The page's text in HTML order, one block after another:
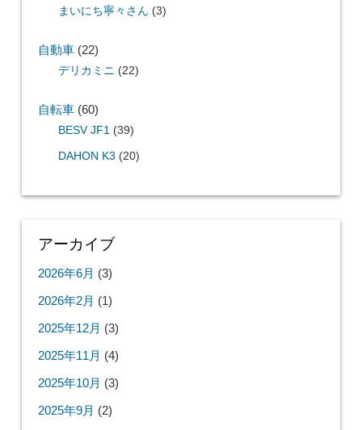
まいにち寧々さん (3)
自動車(22)
デリカミニ (22)
自転車(60)
BESV JF1(39)
DAHON K3 (20)
アーカイブ
2026年6月 (3)
2026年2月 (1)
2025年12月 (3)
2025年11月 (4)
2025年10月 (3)
2025年9月 (2)